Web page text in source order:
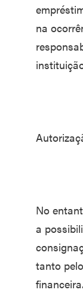
na
No
a
tanto